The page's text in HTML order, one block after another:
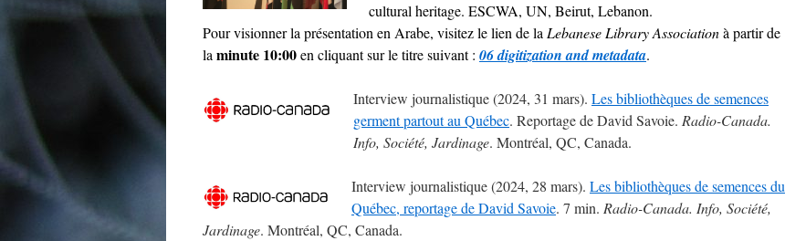
cultural heritage. ESCWA, UN, Beirut, Lebanon.
Pour visionner la présentation en Arabe, visitez le lien de la Lebanese Library Associationà partir de
la minute 10:00en cliquant sur le titre suivant : 06 digitization and metadata.
Interview journalistique (2024, 31 mars). Les bibliothèques de semences
germent partout au Québec. Reportage de David Savoie. Radio-Canada.
Info, Société, Jardinage. Montréal, QC, Canada.
Interview journalistique (2024, 28 mars). Les bibliothèques de semences du
Québec, reportage de David Savoie. 7 min. Radio-Canada. Info, Société,
Jardinage. Montréal, QC, Canada.